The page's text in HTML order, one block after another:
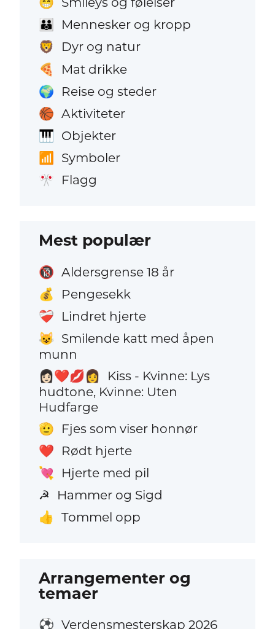
👪 Mennesker og kropp
🦁 Dyr og natur
🍕 Mat drikke
🌍 Reise og steder
🏀 Aktiviteter
🎹 Objekter
📶 Symboler
🎌 Flagg
Mest populær
🔞 Aldersgrense 18 år
💰 Pengesekk
❤️‍🩹 Lindret hjerte
😺 Smilende katt med åpen
munn
👩🏻‍❤️‍💋‍👩
Kiss - Kvinne: Lys
hudtone, Kvinne: Uten
Hudfarge
🫡 Fjes som viser honnør
❤️ Rødt hjerte
💘 Hjerte med pil
☭ Hammer og Sigd
👍 Tommel opp
Arrangementer og
temaer
⚽ Verdensmesterskap 2026